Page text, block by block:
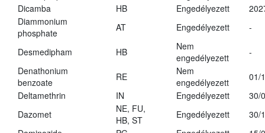
Dicamba
HB Engedélyezett
Diammonium
phosphate
AT Engedélyezett -
Desmedipham HB
Nem
engedélyezett
-
Denathonium
benzoate
RE
Nem
engedélyezett
01/
Deltamethrin
IN Engedélyezett
30/
Dazomet
NE, FU,
HB, ST
Engedélyezett
30/